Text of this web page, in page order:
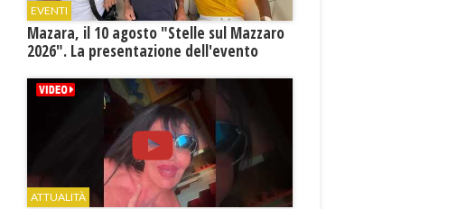
EVENTI
Mazara, il 10 agosto "Stelle sul Mazzaro
2026". La presentazione dell'evento
ATTUALITÀ